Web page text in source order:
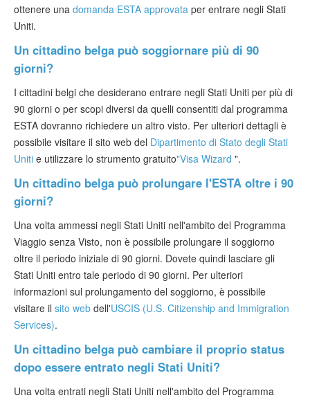
ottenere una domanda ESTA approvata per entrare negli Stati
Uniti.
Un cittadino belga può soggiornare più di 90
giorni?
I cittadini belgi che desiderano entrare negli Stati Uniti per più di
90 giorni o per scopi diversi da quelli consentiti dal programma
ESTA dovranno richiedere un altro visto. Per ulteriori dettagli è
possibile visitare il sito web del Dipartimento di Stato degli Stati
Uniti e utilizzare lo strumento gratuito"Visa Wizard ".
Un cittadino belga può prolungare l'ESTA oltre i 90
giorni?
Una volta ammessi negli Stati Uniti nell'ambito del Programma
Viaggio senza Visto, non è possibile prolungare il soggiorno
oltre il periodo iniziale di 90 giorni. Dovete quindi lasciare gli
Stati Uniti entro tale periodo di 90 giorni. Per ulteriori
informazioni sul prolungamento del soggiorno, è possibile
visitare il sito web dell'USCIS (U.S. Citizenship and Immigration
Services).
Un cittadino belga può cambiare il proprio status
dopo essere entrato negli Stati Uniti?
Una volta entrati negli Stati Uniti nell'ambito del Programma